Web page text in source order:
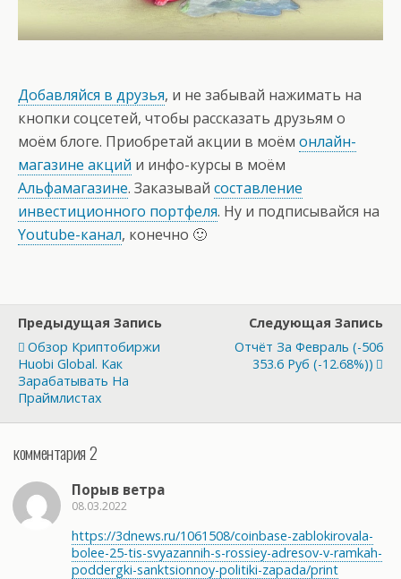
Добавляйся в друзья, и не забывай нажимать на
кнопки соцсетей, чтобы рассказать друзьям о
моём блоге. Приобретай акции в моём онлайн-
магазине акций и инфо-курсы в моём
Альфамагазине. Заказывай составление
инвестиционного портфеля. Ну и подписывайся на
Youtube-канал, конечно 🙂
Предыдущая Запись
Обзор Криптобиржи
Huobi Global. Как
Зарабатывать На
Праймлистах
Следующая Запись
Отчёт За Февраль (-506
353.6 Руб (-12.68%))
комментария 2
Порыв ветра
08.03.2022
https://3dnews.ru/1061508/coinbase-zablokirovala-
bolee-25-tis-svyazannih-s-rossiey-adresov-v-ramkah-
poddergki-sanktsionnoy-politiki-zapada/print